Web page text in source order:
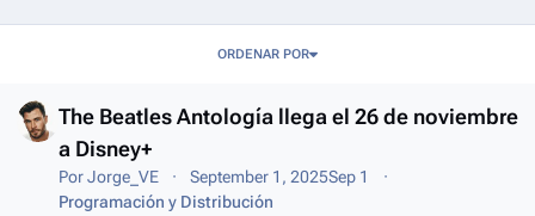
ORDENAR POR
The Beatles Antología llega el 26 de noviembre
a Disney+
PorJorge_VE September 1, 2025Sep 1
Programación y Distribución